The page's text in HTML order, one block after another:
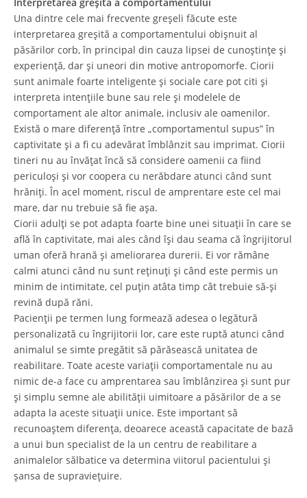
Una dintre cele mai frecvente greșeli făcute este
interpretarea greșită a comportamentului obișnuit al
păsărilor corb, în ​​principal din cauza lipsei de cunoștințe și
experiență, dar și uneori din motive antropomorfe. Ciorii
sunt animale foarte inteligente și sociale care pot citi și
interpreta intențiile bune sau rele și modelele de
comportament ale altor animale, inclusiv ale oamenilor.
Există o mare diferență între „comportamentul supus” în
captivitate și a fi cu adevărat îmblânzit sau imprimat. Ciorii
tineri nu au învățat încă să considere oamenii ca fiind
periculoși și vor coopera cu nerăbdare atunci când sunt
hrăniți. În acel moment, riscul de amprentare este cel mai
mare, dar nu trebuie să fie așa.
Ciorii adulți se pot adapta foarte bine unei situații în care se
află în captivitate, mai ales când își dau seama că îngrijitorul
uman oferă hrană și ameliorarea durerii. Ei vor rămâne
calmi atunci când nu sunt reținuți și când este permis un
minim de intimitate, cel puțin atâta timp cât trebuie să-și
revină după răni.
Pacienții pe termen lung formează adesea o legătură
personalizată cu îngrijitorii lor, care este ruptă atunci când
animalul se simte pregătit să părăsească unitatea de
reabilitare. Toate aceste variații comportamentale nu au
nimic de-a face cu amprentarea sau îmblânzirea și sunt pur
și simplu semne ale abilității uimitoare a păsărilor de a se
adapta la aceste situații unice. Este important să
recunoaștem diferența, deoarece această capacitate de bază
a unui bun specialist de la un centru de reabilitare a
animalelor sălbatice va determina viitorul pacientului și
șansa de supraviețuire.